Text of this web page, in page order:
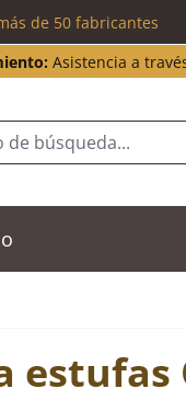
de 50 fabricantes
Asistencia a